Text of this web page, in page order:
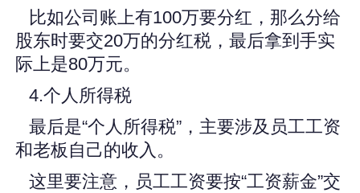
比如公司账上有100万要分红，那么分给
股东时要交20万的分红税，最后拿到手实
际上是80万元。
4.个人所得税
最后是“个人所得税”，主要涉及员工工资
和老板自己的收入。
这里要注意，员工工资要按“工资薪金”交